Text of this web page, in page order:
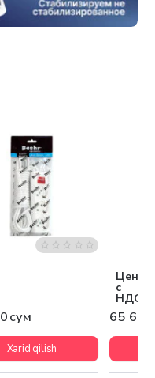
сум
Xarid qilish
Цена
с
НДС
65 600